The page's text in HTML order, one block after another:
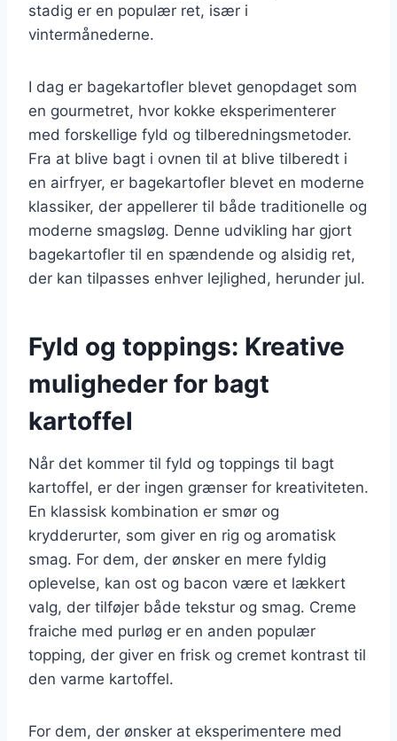
stadig er en populær ret, især i
vintermånederne.
I dag er bagekartofler blevet genopdaget som
en gourmetret, hvor kokke eksperimenterer
med forskellige fyld og tilberedningsmetoder.
Fra at blive bagt i ovnen til at blive tilberedt i
en airfryer, er bagekartofler blevet en moderne
klassiker, der appellerer til både traditionelle og
moderne smagsløg. Denne udvikling har gjort
bagekartofler til en spændende og alsidig ret,
der kan tilpasses enhver lejlighed, herunder jul.
Fyld og toppings: Kreative
muligheder for bagt
kartoffel
Når det kommer til fyld og toppings til bagt
kartoffel, er der ingen grænser for kreativiteten.
En klassisk kombination er smør og
krydderurter, som giver en rig og aromatisk
smag. For dem, der ønsker en mere fyldig
oplevelse, kan ost og bacon være et lækkert
valg, der tilføjer både tekstur og smag. Creme
fraiche med purløg er en anden populær
topping, der giver en frisk og cremet kontrast til
den varme kartoffel.
For dem, der ønsker at eksperimentere med